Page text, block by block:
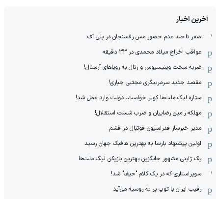
آخرین اخبار
صفر تا صد عدم حضور مس رفسنجان در پلی آف
عواقب اخراج میلاد محمدی در 33 دقیقه
ضربه سخت وینیسیوس و رئال به رویاهای آرسنال!
مقصد جدید سرمربیگری مجتبی جباری!
ستاره لیگ ملت‌ها کولر خواست، دولت وارد عمل شد!
مهلکه رامین رضاییان و ضرب شست استقلال!
مدیر خبرساز فدراسیون فوتبال در قشم
اولین پیشنهاد بارسا به بهترین هافبک جهان رسید
یک ژاپنی مشهور جایگزین بهترین بازیکن لیگ ملت‌ها
سوپراستاری که در یک کلام "حیف" شد!
رقیب ایران با توپ پر به روسیه می‌آید